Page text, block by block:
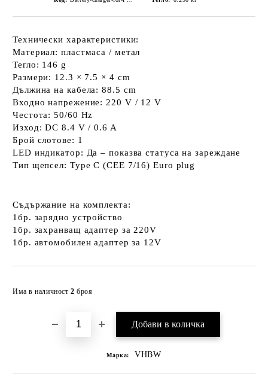
Технически характеристики:
Материал: пластмаса / метал
Тегло: 146 g
Размери: 12.3 × 7.5 × 4 cm
Дължина на кабела: 88.5 cm
Входно напрежение: 220 V / 12 V
Честота: 50/60 Hz
Изход: DC 8.4 V / 0.6 A
Брой слотове: 1
LED индикатор: Да – показва статуса на зареждане
Тип щепсел: Type C (CEE 7/16) Euro plug
Съдържание на комплекта:
1бр. зарядно устройство
1бр. захранващ адаптер за 220V
1бр. автомобилен адаптер за 12V
Има в наличност 2 броя
Марка: VHBW